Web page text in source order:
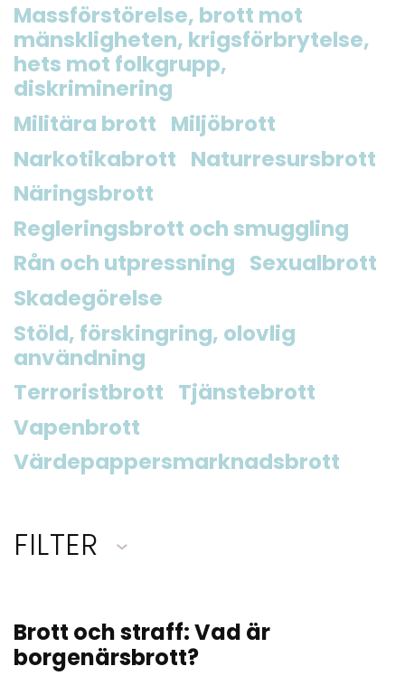
Massförstörelse, brott mot
mänskligheten, krigsförbrytelse,
hets mot folkgrupp,
diskriminering
Militära brott Miljöbrott
Narkotikabrott Naturresursbrott
Näringsbrott
Regleringsbrott och smuggling
Rån och utpressning Sexualbrott
Skadegörelse
Stöld, förskingring, olovlig
användning
Terroristbrott Tjänstebrott
Vapenbrott
Värdepappersmarknadsbrott
FILTER
Brott och straff: Vad är
borgenärsbrott?